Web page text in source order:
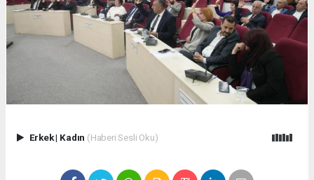
Erkek| Kadın (Haberi Sesli Oku)